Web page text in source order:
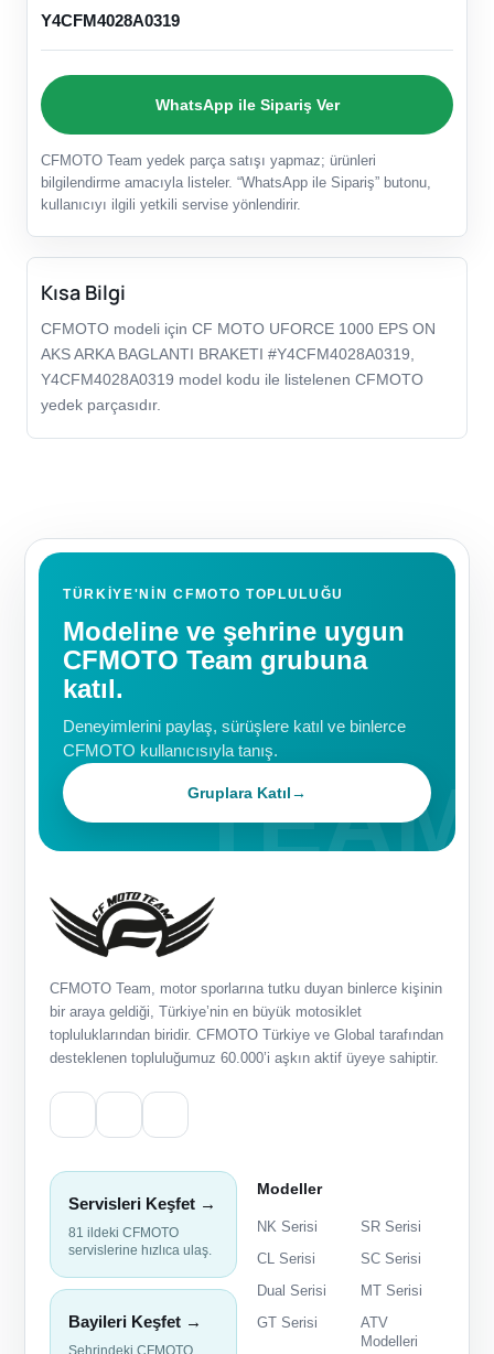
Y4CFM4028A0319
WhatsApp ile Sipariş Ver
CFMOTO Team yedek parça satışı yapmaz; ürünleri
bilgilendirme amacıyla listeler. “WhatsApp ile Sipariş” butonu,
kullanıcıyı ilgili yetkili servise yönlendirir.
Kısa Bilgi
CFMOTO modeli için CF MOTO UFORCE 1000 EPS ON
AKS ARKA BAGLANTI BRAKETI #Y4CFM4028A0319,
Y4CFM4028A0319 model kodu ile listelenen CFMOTO
yedek parçasıdır.
TÜRKIYE'NIN CFMOTO TOPLULUĞU
Modeline ve şehrine uygun
CFMOTO Team grubuna
katıl.
Deneyimlerini paylaş, sürüşlere katıl ve binlerce
CFMOTO kullanıcısıyla tanış.
Gruplara Katıl→
CFMOTO Team, motor sporlarına tutku duyan binlerce kişinin
bir araya geldiği, Türkiye’nin en büyük motosiklet
topluluklarından biridir. CFMOTO Türkiye ve Global tarafından
desteklenen topluluğumuz 60.000’i aşkın aktif üyeye sahiptir.
Servisleri Keşfet →
81 ildeki CFMOTO
servislerine hızlıca ulaş.
Bayileri Keşfet →
Modeller
NK Serisi
SR Serisi
CL Serisi
SC Serisi
Dual Serisi
MT Serisi
GT Serisi
ATV
Modelleri